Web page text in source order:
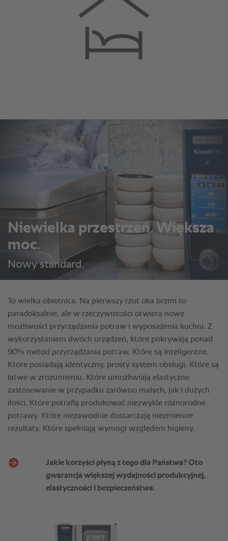
Niewielka przestrzeń. Większa
moc.
Nowy standard.
Jakie korzyści płyną z tego dla Państwa? Oto
gwarancja większej wydajności produkcyjnej,
elastyczności i bezpieczeństwa.